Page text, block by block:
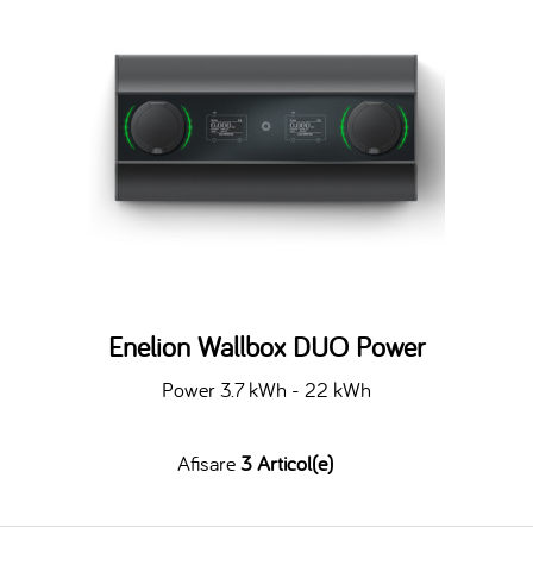
Enelion Wallbox DUO Power
Power 3.7 kWh - 22 kWh
Afisare3 Articol(e)